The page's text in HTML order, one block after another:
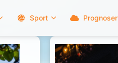
Sport Prognoser